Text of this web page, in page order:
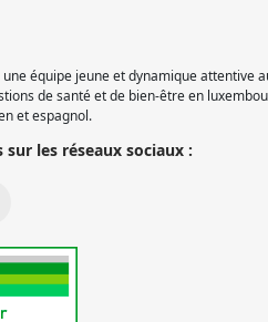
équipe jeune et dynamique attentive
de santé et de bien-être en
et espagnol.
sur les réseaux sociaux :